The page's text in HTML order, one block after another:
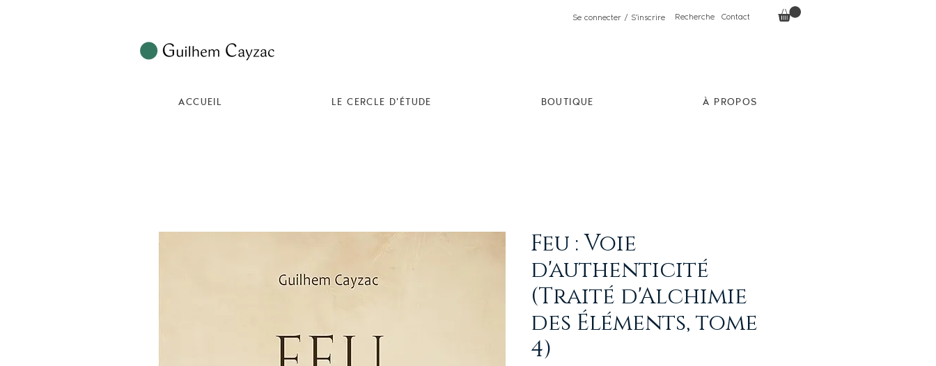
Se connecter / S'inscrire Recherche Contact
ACCUEIL LE CERCLE D'ÉTUDE BOUTIQUE À PROPOS
Feu : Voie
d'authenticité
(Traité d'Alchimie
des Éléments, tome
4)